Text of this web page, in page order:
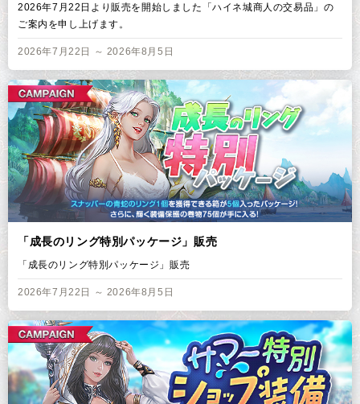
2026年7月22日より販売を開始しました「ハイネ城商人の交易品」の
ご案内を申し上げます。
2026年7月22日 ～ 2026年8月5日
「成長のリング特別パッケージ」販売
「成長のリング特別パッケージ」販売
2026年7月22日 ～ 2026年8月5日